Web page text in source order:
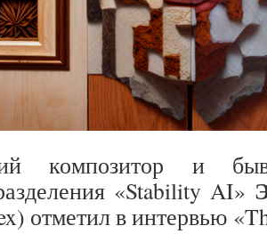
композитор и
«Stability AI»
отметил в интервью